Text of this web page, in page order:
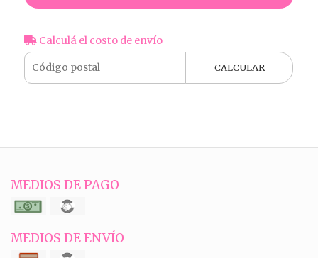
Calculá el costo de envío
CALCULAR
MEDIOS DE PAGO
MEDIOS DE ENVÍO